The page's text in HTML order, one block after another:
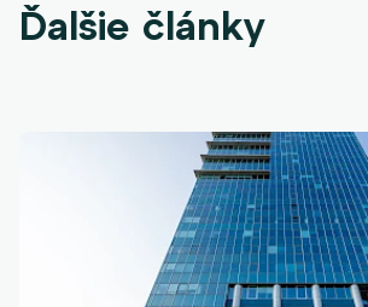
Ďalšie články